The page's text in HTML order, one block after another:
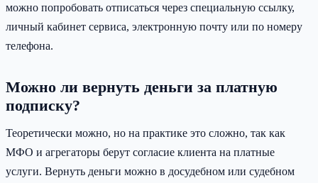
можно попробовать отписаться через специальную ссылку,
личный кабинет сервиса, электронную почту или по номеру
телефона.
Можно ли вернуть деньги за платную
подписку?
Теоретически можно, но на практике это сложно, так как
МФО и агрегаторы берут согласие клиента на платные
услуги. Вернуть деньги можно в досудебном или судебном